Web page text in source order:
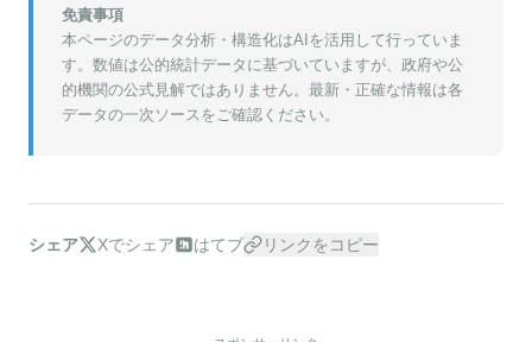
免責事項
本ページのデータ分析・構造化はAIを活用して行っていま
す。数値は公的統計データに基づいていますが、政府や公
的機関の公式見解ではありません。最新・正確な情報は各
データの一次ソースをご確認ください。
シェア Xでシェア はてブ リンクをコピー